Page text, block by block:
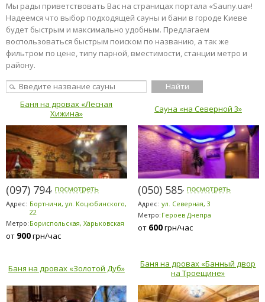
Мы рады приветствовать Вас на страницах портала «Sauny.ua»!
Надеемся что выбор подходящей сауны и бани в городе Киеве
будет быстрым и максимально удобным. Предлагаем
воспользоваться быстрым поиском по названию, а так же
фильтром по цене, типу парной, вместимости, станции метро и
району.
Баня на дровах «Лесная
Хижина»
(097) 794-2303
Адрес: Бортничи, ул. Коцюбинского,
22
Метро: Бориспольская, Харьковская
от 900грн/час
Сауна «на Северной 3»
(050) 585-1371
Адрес: ул. Северная, 3
Метро: Героев Днепра
от 600грн/час
Баня на дровах «Золотой Дуб»
Баня на дровах «Банный двор
на Троещине»